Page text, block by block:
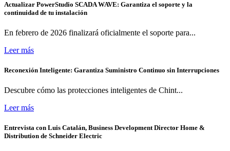
Actualizar PowerStudio SCADA WAVE: Garantiza el soporte y la
continuidad de tu instalación
En febrero de 2026 finalizará oficialmente el soporte para...
Leer más
Reconexión Inteligente: Garantiza Suministro Continuo sin Interrupciones
Descubre cómo las protecciones inteligentes de Chint...
Leer más
Entrevista con Luis Catalán, Business Development Director Home &
Distribution de Schneider Electric